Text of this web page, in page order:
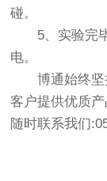
碰。
5、实验完毕
电。
博通始终坚
客户提供优质
随时联系我们